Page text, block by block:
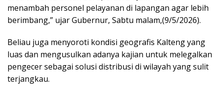
menambah personel pelayanan di lapangan agar lebih
berimbang,” ujar Gubernur, Sabtu malam,(9/5/2026).
​Beliau juga menyoroti kondisi geografis Kalteng yang
luas dan mengusulkan adanya kajian untuk melegalkan
pengecer sebagai solusi distribusi di wilayah yang sulit
terjangkau.